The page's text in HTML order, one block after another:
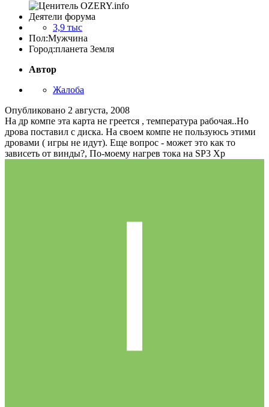
Деятели форума
3,9 тыс
Пол:Мужчина
Город:планета Земля
Автор
Жалоба
Опубликовано 2 августа, 2008
На др компе эта карта не греется , температура рабочая..Но
дрова поставил с диска. На своем компе не пользуюсь этими
дровами ( игры не идут). Еще вопрос - может это как то
зависеть от винды?, По-моему нагрев тока на SP3 Xp